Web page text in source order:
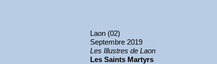
Laon (02)
Septembre 2019
Les Illustres de Laon
Les Saints Martyrs